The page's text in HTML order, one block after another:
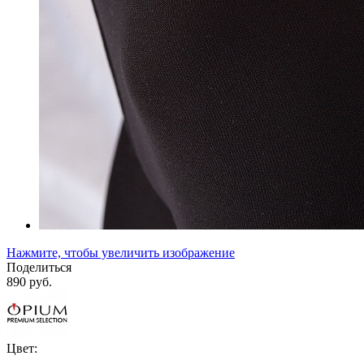
Нажмите, чтобы увеличить изображение
Поделиться
890 руб.
Цвет: